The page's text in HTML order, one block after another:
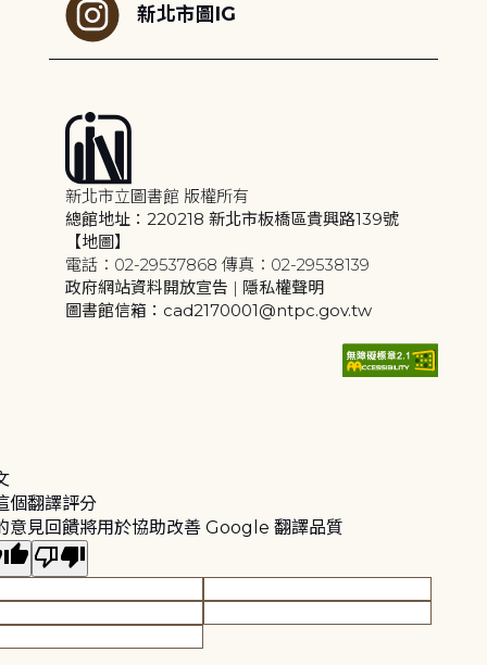
新北市圖IG
新北市立圖書館 版權所有
總館地址：220218 新北市板橋區貴興路139號
【地圖】
電話：02-29537868 傳真：02-29538139
政府網站資料開放宣告 | 隱私權聲明
圖書館信箱：cad2170001@ntpc.gov.tw
個翻譯評分
意見回饋將用於協助改善 Google 翻譯品質